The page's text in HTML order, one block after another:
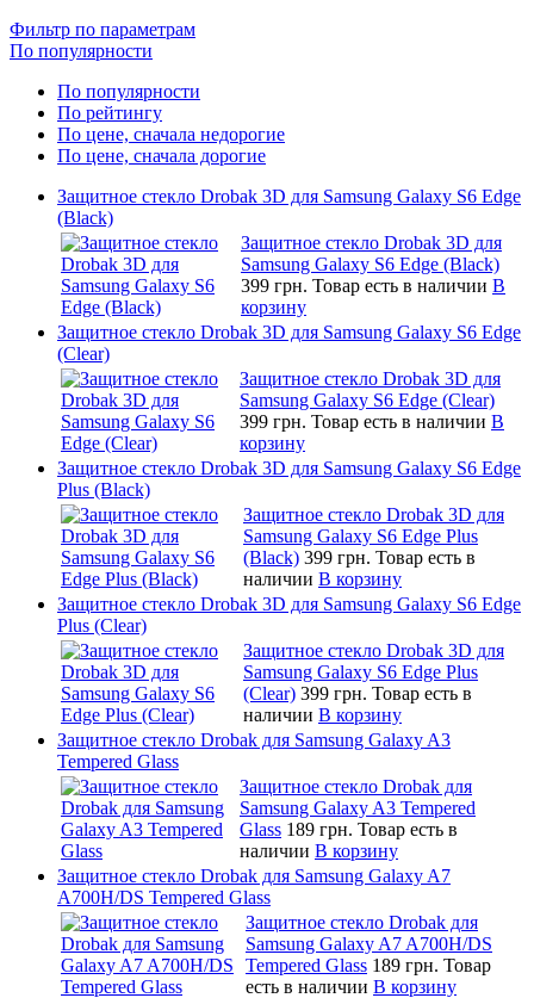
Фильтр по параметрам
По популярности
По популярности
По рейтингу
По цене, сначала недорогие
По цене, сначала дорогие
Защитное стекло Drobak 3D для Samsung Galaxy S6 Edge
(Black)
Защитное стекло Drobak 3D для
Samsung Galaxy S6 Edge (Black)
399 грн. Товар есть в наличии В
корзину
Защитное стекло Drobak 3D для Samsung Galaxy S6 Edge
(Clear)
Защитное стекло Drobak 3D для
Samsung Galaxy S6 Edge (Clear)
399 грн. Товар есть в наличии В
корзину
Защитное стекло Drobak 3D для Samsung Galaxy S6 Edge
Plus (Black)
Защитное стекло Drobak 3D для
Samsung Galaxy S6 Edge Plus
(Black) 399 грн. Товар есть в
наличии В корзину
Защитное стекло Drobak 3D для Samsung Galaxy S6 Edge
Plus (Clear)
Защитное стекло Drobak 3D для
Samsung Galaxy S6 Edge Plus
(Clear) 399 грн. Товар есть в
наличии В корзину
Защитное стекло Drobak для Samsung Galaxy A3
Tempered Glass
Защитное стекло Drobak для
Samsung Galaxy A3 Tempered
Glass 189 грн. Товар есть в
наличии В корзину
Защитное стекло Drobak для Samsung Galaxy A7
A700H/DS Tempered Glass
Защитное стекло Drobak для
Samsung Galaxy A7 A700H/DS
Tempered Glass 189 грн. Товар
есть в наличии В корзину